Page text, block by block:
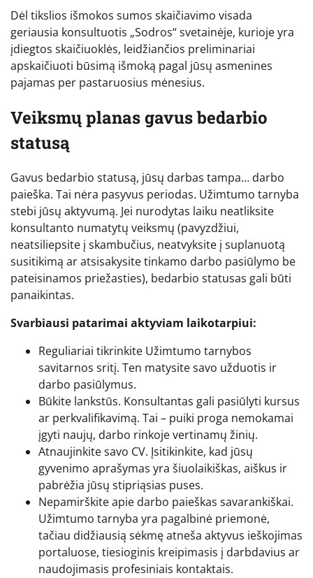
Dėl tikslios išmokos sumos skaičiavimo visada
geriausia konsultuotis „Sodros“ svetainėje, kurioje yra
įdiegtos skaičiuoklės, leidžiančios preliminariai
apskaičiuoti būsimą išmoką pagal jūsų asmenines
pajamas per pastaruosius mėnesius.
Veiksmų planas gavus bedarbio
statusą
Gavus bedarbio statusą, jūsų darbas tampa… darbo
paieška. Tai nėra pasyvus periodas. Užimtumo tarnyba
stebi jūsų aktyvumą. Jei nurodytas laiku neatliksite
konsultanto numatytų veiksmų (pavyzdžiui,
neatsiliepsite į skambučius, neatvyksite į suplanuotą
susitikimą ar atsisakysite tinkamo darbo pasiūlymo be
pateisinamos priežasties), bedarbio statusas gali būti
panaikintas.
Svarbiausi patarimai aktyviam laikotarpiui:
Reguliariai tikrinkite Užimtumo tarnybos
savitarnos sritį. Ten matysite savo užduotis ir
darbo pasiūlymus.
Būkite lankstūs. Konsultantas gali pasiūlyti kursus
ar perkvalifikavimą. Tai – puiki proga nemokamai
įgyti naujų, darbo rinkoje vertinamų žinių.
Atnaujinkite savo CV. Įsitikinkite, kad jūsų
gyvenimo aprašymas yra šiuolaikiškas, aiškus ir
pabrėžia jūsų stipriąsias puses.
Nepamirškite apie darbo paieškas savarankiškai.
Užimtumo tarnyba yra pagalbinė priemonė,
tačiau didžiausią sėkmę atneša aktyvus ieškojimas
portaluose, tiesioginis kreipimasis į darbdavius ar
naudojimasis profesiniais kontaktais.